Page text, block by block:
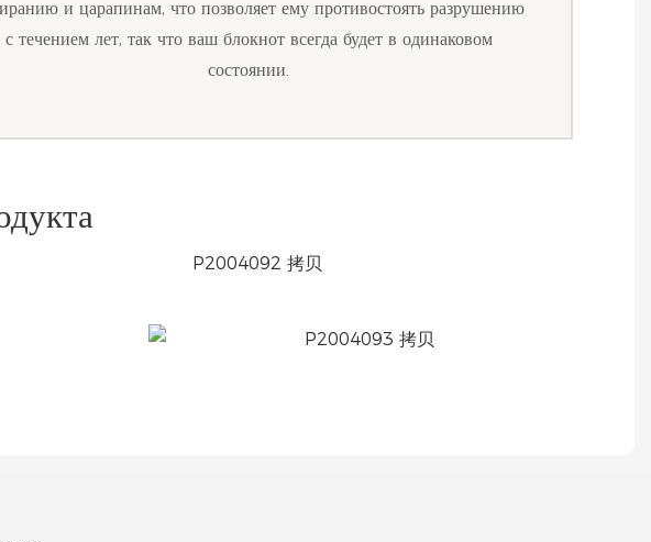
и царапинам, что позволяет ему противостоять разрушению
с течением лет, так что ваш блокнот всегда будет в одинаковом
состоянии.